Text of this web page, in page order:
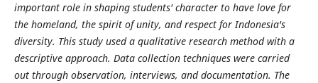
important role in shaping students' character to have love for
the homeland, the spirit of unity, and respect for Indonesia's
diversity. This study used a qualitative research method with a
descriptive approach. Data collection techniques were carried
out through observation, interviews, and documentation. The